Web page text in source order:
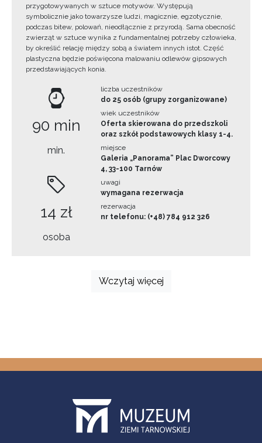
przygotowywanych w sztuce motywów. Występują
symbolicznie jako towarzysze ludzi, magicznie, egzotycznie,
podczas bitew, polowań, nieodłącznie z przyrodą. Sama obecność
zwierząt w sztuce wynika z fundamentalnej potrzeby człowieka,
by określić relację między sobą a światem innych istot. Część
plastyczna będzie poświęcona malowaniu odlewów gipsowych
przedstawiających konia.
90 min
min.
14 zł
osoba
liczba uczestników
do 25 osób (grupy zorganizowane)
wiek uczestników
Oferta skierowana do przedszkoli
oraz szkół podstawowych klasy 1-4.
miejsce
Galeria „Panorama” Plac Dworcowy
4, 33-100 Tarnów
uwagi
wymagana rezerwacja
rezerwacja
nr telefonu: (+48) 784 912 326
Wczytaj więcej